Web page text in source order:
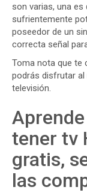
son varias, una
sufrientemente
poseedor de un
correcta señal
Toma nota que te
podrás disfrutar
televisión.
tener tv
gratis,
las